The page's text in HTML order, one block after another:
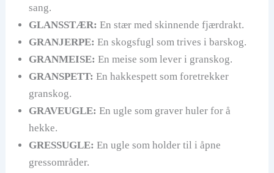
sang.
GLANSSTÆR: En stær med skinnende fjærdrakt.
GRANJERPE: En skogsfugl som trives i barskog.
GRANMEISE: En meise som lever i granskog.
GRANSPETT: En hakkespett som foretrekker
granskog.
GRAVEUGLE: En ugle som graver huler for å
hekke.
GRESSUGLE: En ugle som holder til i åpne
gressområder.